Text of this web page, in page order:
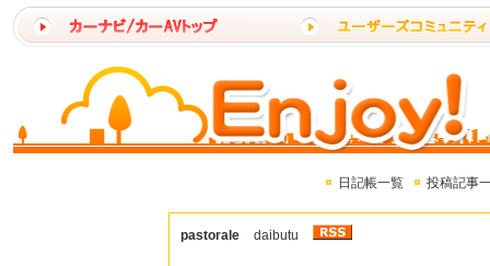
日記帳一覧 投稿記事
pastorale daibutu